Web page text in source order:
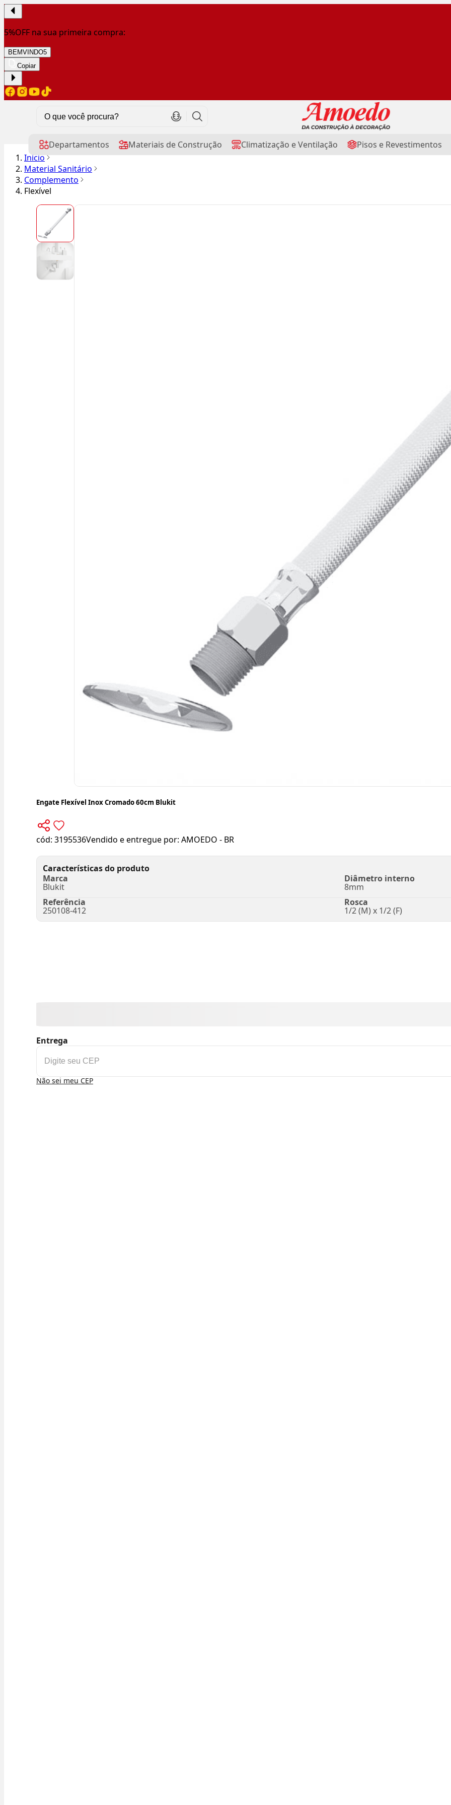
5%OFF na sua primeira compra:
BEMVINDO5
Copiar
Departamentos Materiais de Construção Climatização e Ventilação Pisos e Revestimentos
Início
Material Sanitário
Complemento
Flexível
Engate Flexível Inox Cromado 60cm Blukit
cód: 3195536Vendido e entregue por: AMOEDO - BR
Características do produto
Marca
Blukit
Diâmetro interno
8mm
Referência
250108-412
Rosca
1/2 (M) x 1/2 (F)
Entrega
Não sei meu CEP